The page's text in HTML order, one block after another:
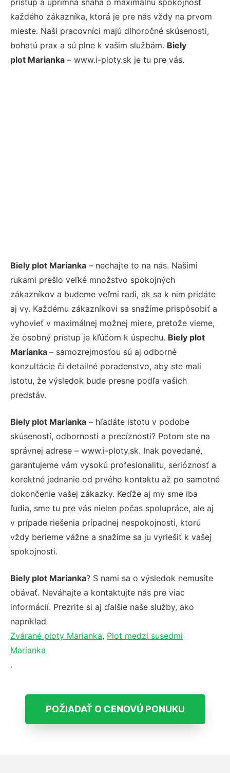
prístup a úprimná snaha o maximálnu spokojnosť
každého zákazníka, ktorá je pre nás vždy na prvom
mieste. Naši pracovníci majú dlhoročné skúsenosti,
bohatú prax a sú plne k vašim službám. Biely
plot Marianka – www.i-ploty.sk je tu pre vás.
Biely plot Marianka – nechajte to na nás. Našimi
rukami prešlo veľké množstvo spokojných
zákazníkov a budeme veľmi radi, ak sa k nim pridáte
aj vy. Každému zákazníkovi sa snažíme prispôsobiť a
vyhovieť v maximálnej možnej miere, pretože vieme,
že osobný prístup je kľúčom k úspechu. Biely plot
Marianka – samozrejmosťou sú aj odborné
konzultácie či detailné poradenstvo, aby ste mali
istotu, že výsledok bude presne podľa vašich
predstáv.
Biely plot Marianka – hľadáte istotu v podobe
skúseností, odbornosti a precíznosti? Potom ste na
správnej adrese – www.i-ploty.sk. Inak povedané,
garantujeme vám vysokú profesionalitu, serióznosť a
korektné jednanie od prvého kontaktu až po samotné
dokončenie vašej zákazky. Keďže aj my sme iba
ľudia, sme tu pre vás nielen počas spolupráce, ale aj
v prípade riešenia prípadnej nespokojnosti, ktorú
vždy berieme vážne a snažíme sa ju vyriešiť k vašej
spokojnosti.
Biely plot Marianka? S nami sa o výsledok nemusíte
obávať. Neváhajte a kontaktujte nás pre viac
informácií. Prezrite si aj ďalšie naše služby, ako
napríklad
Zvárané ploty Marianka, Plot medzi susedmi
Marianka
.
POŽIADAŤ O CENOVÚ PONUKU